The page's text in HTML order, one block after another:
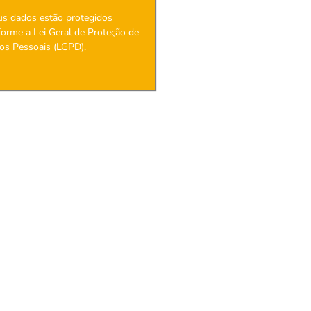
dados estão protegidos
a Lei Geral de Proteção de
Pessoais (LGPD).